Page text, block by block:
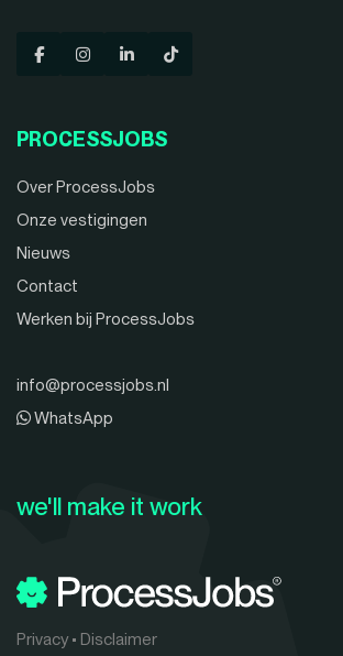
PROCESSJOBS
Over ProcessJobs
Onze vestigingen
Nieuws
Contact
Werken bij ProcessJobs
info@processjobs.nl
WhatsApp
Privacy• Disclaimer
we'll make it work